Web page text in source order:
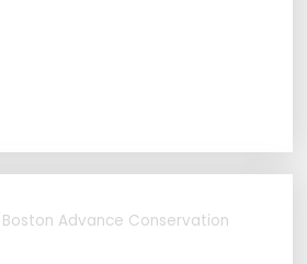
Boston Advance Conservation